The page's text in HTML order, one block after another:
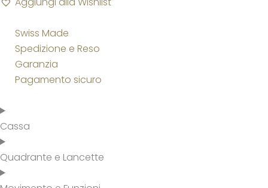
Swiss Made
Spedizione e Reso
Garanzia
Pagamento sicuro
Cassa
Quadrante e Lancette